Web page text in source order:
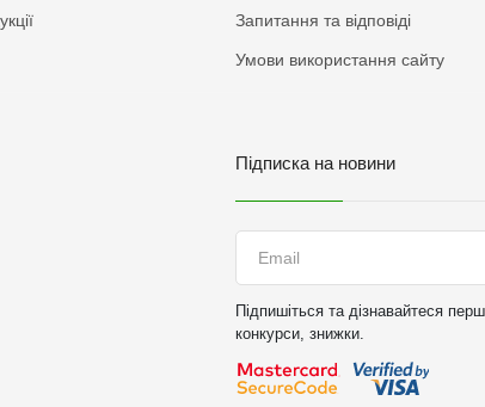
Запитання та відповіді
Умови використання сайту
Підписка на новини
Підпишіться та дізнавайтеся
конкурси, знижки.